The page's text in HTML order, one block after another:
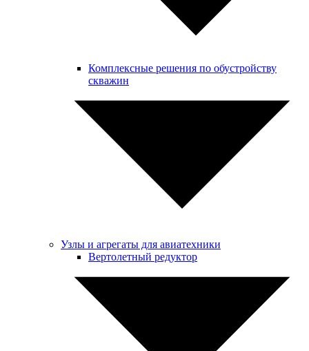
Комплексные решения по обустройству
скважин
Узлы и агрегаты для авиатехники
Вертолетный редуктор